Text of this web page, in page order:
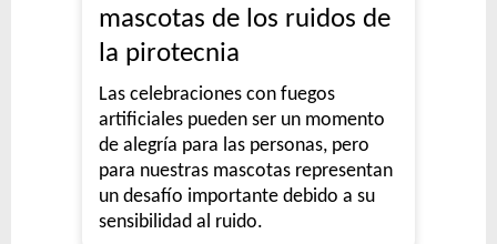
mascotas de los ruidos de
la pirotecnia
Las celebraciones con fuegos
artificiales pueden ser un momento
de alegría para las personas, pero
para nuestras mascotas representan
un desafío importante debido a su
sensibilidad al ruido.